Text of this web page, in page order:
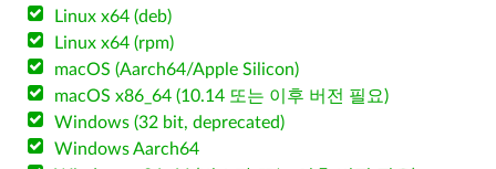
Linux x64 (deb)
Linux x64 (rpm)
macOS (Aarch64/Apple Silicon)
macOS x86_64 (10.14 또는 이후 버전 필요)
Windows (32 bit, deprecated)
Windows Aarch64